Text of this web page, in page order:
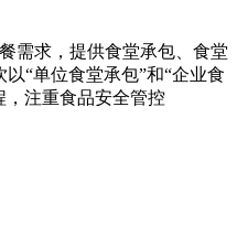
需求，提供食堂承包、食堂
“单位食堂承包”和“企业食
，注重食品安全管控